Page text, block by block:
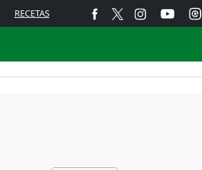
RECETAS